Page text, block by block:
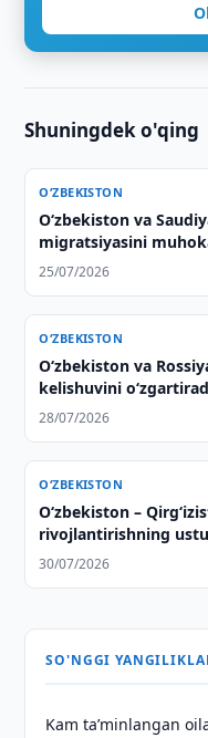
Shuningdek o'qing
O‘ZBEKISTON
Oʻzbekiston va
migratsiyasini
25/07/2026
O‘ZBEKISTON
O‘zbekiston va
kelishuvini
28/07/2026
O‘ZBEKISTON
Oʻzbekiston –
rivojlantirishning
qilindi
30/07/2026
SO'NGGI
Kam taʼminlangan